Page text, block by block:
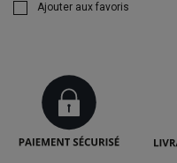
Ajouter aux favoris